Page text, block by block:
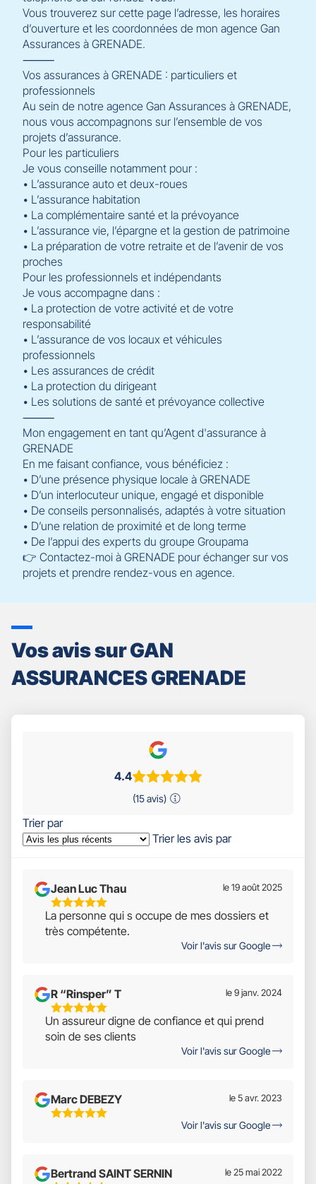
Vous trouverez sur cette page l’adresse, les horaires
d’ouverture et les coordonnées de mon agence Gan
Assurances à GRENADE.
⸻
Vos assurances à GRENADE : particuliers et
professionnels
Au sein de notre agence Gan Assurances à GRENADE,
nous vous accompagnons sur l’ensemble de vos
projets d’assurance.
Pour les particuliers
Je vous conseille notamment pour :
• L’assurance auto et deux-roues
• L’assurance habitation
• La complémentaire santé et la prévoyance
• L’assurance vie, l’épargne et la gestion de patrimoine
• La préparation de votre retraite et de l’avenir de vos
proches
Pour les professionnels et indépendants
Je vous accompagne dans :
• La protection de votre activité et de votre
responsabilité
• L’assurance de vos locaux et véhicules
professionnels
• Les assurances de crédit
• La protection du dirigeant
• Les solutions de santé et prévoyance collective
⸻
Mon engagement en tant qu’Agent d'assurance à
GRENADE
En me faisant confiance, vous bénéficiez :
• D’une présence physique locale à GRENADE
• D’un interlocuteur unique, engagé et disponible
• De conseils personnalisés, adaptés à votre situation
• D’une relation de proximité et de long terme
• De l’appui des experts du groupe Groupama
👉 Contactez-moi à GRENADE pour échanger sur vos
projets et prendre rendez-vous en agence.
Vos avis sur GAN
ASSURANCES GRENADE
4.4
(15 avis)
Trier par
Trier les avis par
Jean Luc Thau
5
Étoiles
Sur
le 19 août 2025
La personne qui s occupe de mes dossiers et
très compétente.
Voir l'avis sur Google
R “Rinsper” T
5
Étoiles
Sur
le 9 janv. 2024
Un assureur digne de confiance et qui prend
soin de ses clients
Voir l'avis sur Google
Marc DEBEZY
5
le 5 avr. 2023
Voir l'avis sur Google
Bertrand SAINT SERNIN
le 25 mai 2022